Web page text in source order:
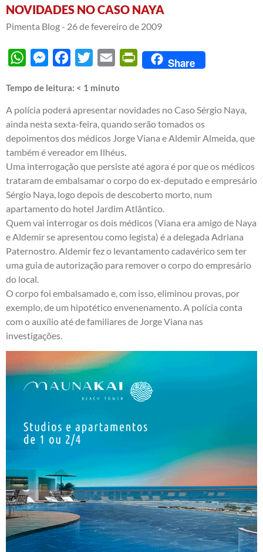
NOVIDADES NO CASO NAYA
Pimenta Blog - 26 de fevereiro de 2009
WhatsAppMessengerFacebook
Twitter Email PrintFriendly
Share
Tempo de leitura: < 1 minuto
A polícia poderá apresentar novidades no Caso Sérgio Naya,
ainda nesta sexta-feira, quando serão tomados os
depoimentos dos médicos Jorge Viana e Aldemir Almeida, que
também é vereador em Ilhéus.
Uma interrogação que persiste até agora é por que os médicos
trataram de embalsamar o corpo do ex-deputado e empresário
Sérgio Naya, logo depois de descoberto morto, num
apartamento do hotel Jardim Atlântico.
Quem vai interrogar os dois médicos (Viana era amigo de Naya
e Aldemir se apresentou como legista) é a delegada Adriana
Paternostro. Aldemir fez o levantamento cadavérico sem ter
uma guia de autorização para remover o corpo do empresário
do local.
O corpo foi embalsamado e, com isso, eliminou provas, por
exemplo, de um hipotético envenenamento. A polícia conta
com o auxílio até de familiares de Jorge Viana nas
investigações.